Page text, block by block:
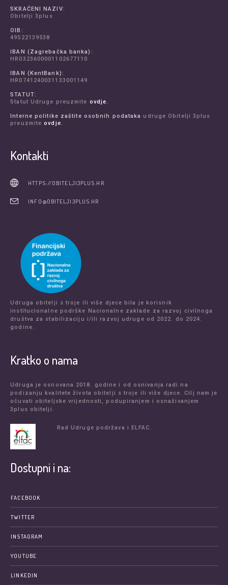
SKRAĆENI NAZIV:
Obitelji 3plus
OIB:
49522139538
IBAN (Zagrebačka banka):
HR0323600001102677110
IBAN (KentBank):
HR0741240031133001149
STATUT:
Statut Udruge preuzmite ovdje.
Interne politike zaštite osobnih podataka udruge Obitelji 3plus
preuzmiteovdje.
Kontakti
HTTPS://OBITELJI3PLUS.HR
INFO@OBITELJI3PLUS.HR
Udruga obitelji s troje ili više djece bila je korisnik
institucionalne podrške Nacionalne zaklade za razvoj civilnoga
društva za stabilizaciju i/ili razvoj udruge od 2022. do 2024.
godine.
Kratko o nama
Udruga je osnovana 2018. godine i od osnivanja radi na
podizanju kvalitete života obitelji s troje ili više djece. Cilj nam je
očuvati obiteljske vrijednosti, podupiranjem i osnaživanjem
3plus obitelji.
Rad Udruge podržava i ELFAC.
Dostupni i na:
FACEBOOK
TWITTER
INSTAGRAM
YOUTUBE
LINKEDIN